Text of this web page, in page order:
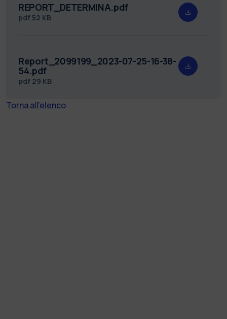
REPORT_DETERMINA.pdf
pdf 52 KB
Report_2099199_2023-07-25-16-38-
54.pdf
pdf 29 KB
Torna all'elenco